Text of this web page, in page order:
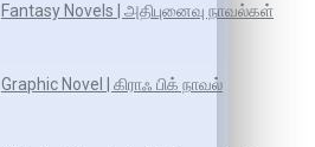
Fantasy Novels | அதிபுனைவு நாவல்கள்
Graphic Novel | கிராஃ பிக் நாவல்